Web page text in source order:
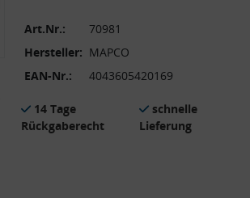
Art.Nr.:
70981
Hersteller: MAPCO
EAN-Nr.:
4043605420169
14 Tage
Rückgaberecht
schnelle
Lieferung